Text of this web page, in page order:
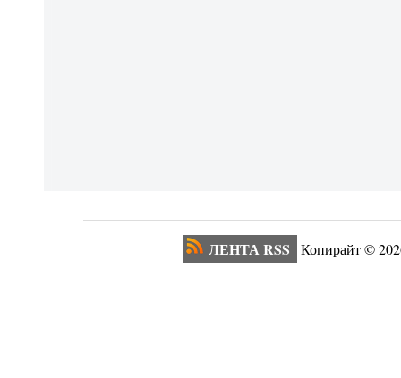
ЛЕНТА RSS Копирайт ©